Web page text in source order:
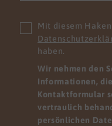
Mit diesem
haben.
Wir nehmen den
Informationen,
Kontaktformular
vertraulich
persönlichen